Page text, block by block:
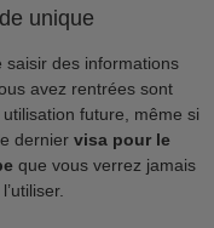
unique
saisir des informations
avez rentrées sont
future, même si
dernier visa pour le
que vous verrez jamais